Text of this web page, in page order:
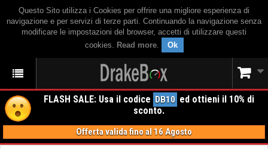
Questo Sito utilizza i Cookies per offrire una migliore esperienza di
navigazione e per servizi di terze parti. Continuando la navigazione senza
modificare le impostazioni del browser, accetti di utilizzare questi
cookies. Read more. Ok
FLASH SALE: Usa il codice DB10 ed ottieni il 10% di
sconto.
Offerta valida fino al 16 Agosto